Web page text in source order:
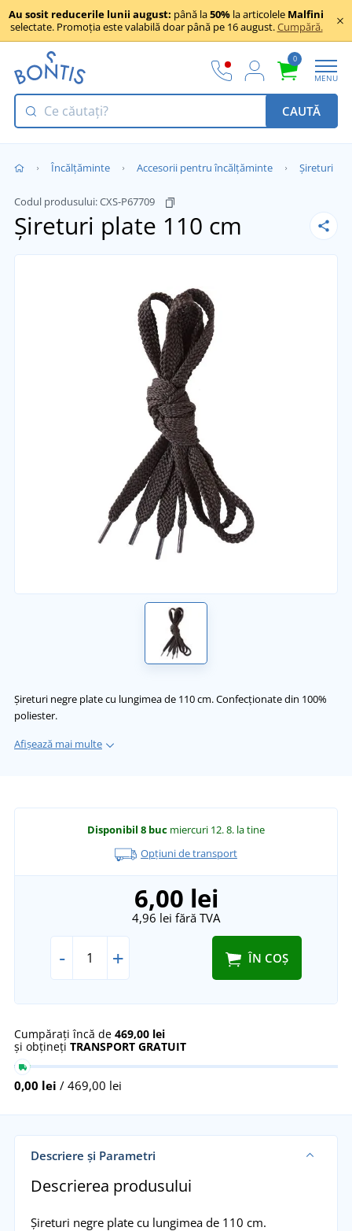
Au sosit reducerile lunii august: până la50% la articolele Malfini
selectate. Promoția este valabilă doar până pe 16 august.Cumpără.
0
MENU
CAUTĂ
Încălţăminte Accesorii pentru încălțăminte Șireturi
Codul produsului:CXS-P67709
Șireturi plate 110 cm
Șireturi negre plate cu lungimea de 110 cm. Confecționate din 100%
poliester.
Afișează mai multe
Disponibil 8 buc miercuri 12. 8. la tine
Opțiuni de transport
6,00 lei
4,96 lei fără TVA
- + ÎN COȘ
Cumpărați încă de 469,00 lei
și obțineți TRANSPORT GRATUIT
0,00 lei / 469,00 lei
Descriere și Parametri
Descrierea produsului
Șireturi negre plate cu lungimea de 110 cm.